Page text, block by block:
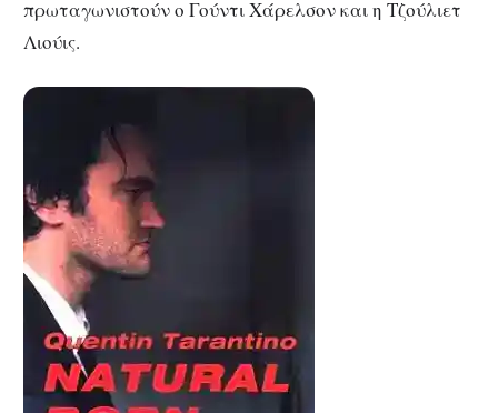
πρωταγωνιστούν ο Γούντι Χάρελσον και η Τζούλιετ
Λιούις.